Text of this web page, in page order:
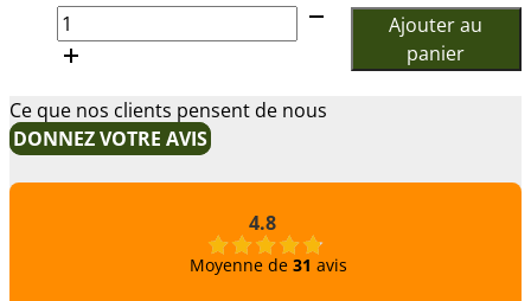
quantité
de
NOA
Ajouter au
panier
Ce que nos clients pensent de nous
DONNEZ VOTRE AVIS
4.8
Moyenne de 31 avis